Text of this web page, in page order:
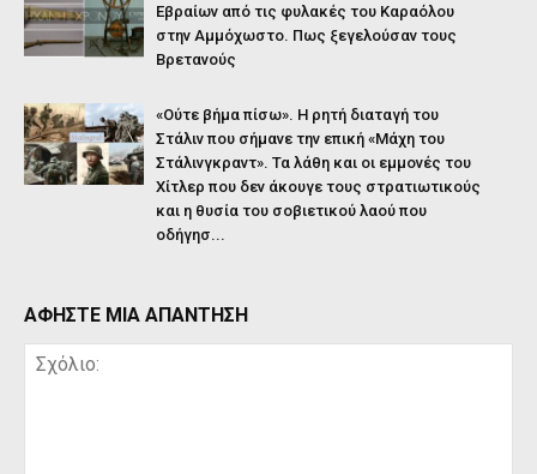
Εβραίων από τις φυλακές του Καραόλου
στην Αμμόχωστο. Πως ξεγελούσαν τους
Βρετανούς
«Ούτε βήμα πίσω». Η ρητή διαταγή του
Στάλιν που σήμανε την επική «Μάχη του
Στάλινγκραντ». Τα λάθη και οι εμμονές του
Χίτλερ που δεν άκουγε τους στρατιωτικούς
και η θυσία του σοβιετικού λαού που
οδήγησ...
ΑΦΗΣΤΕ ΜΙΑ ΑΠΑΝΤΗΣΗ